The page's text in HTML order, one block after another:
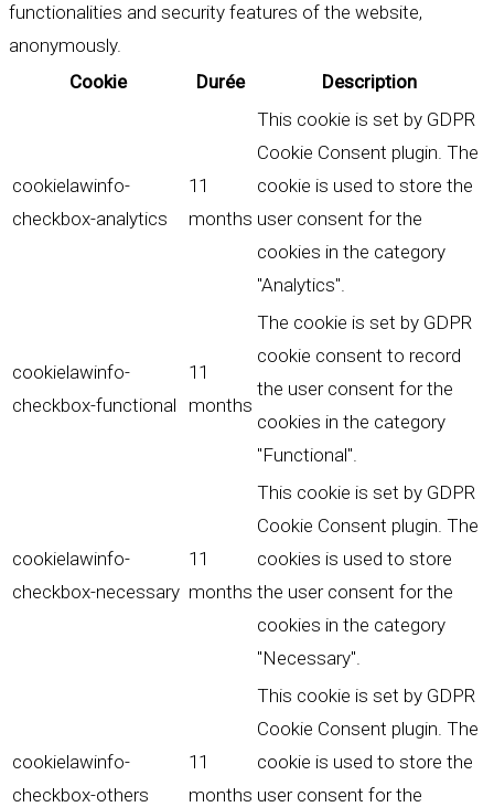
functionalities and security features of the website,
anonymously.
Cookie
Durée Description
cookielawinfo-
checkbox-analytics
11
months
This cookie is set by GDPR
Cookie Consent plugin. The
cookie is used to store the
user consent for the
cookies in the category
"Analytics".
cookielawinfo-
checkbox-functional
11
months
The cookie is set by GDPR
cookie consent to record
the user consent for the
cookies in the category
"Functional".
cookielawinfo-
checkbox-necessary
11
months
This cookie is set by GDPR
Cookie Consent plugin. The
cookies is used to store
the user consent for the
cookies in the category
"Necessary".
cookielawinfo-
checkbox-others
11
months
This cookie is set by GDPR
Cookie Consent plugin. The
cookie is used to store the
user consent for the